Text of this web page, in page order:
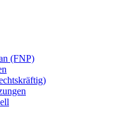
(FNP)